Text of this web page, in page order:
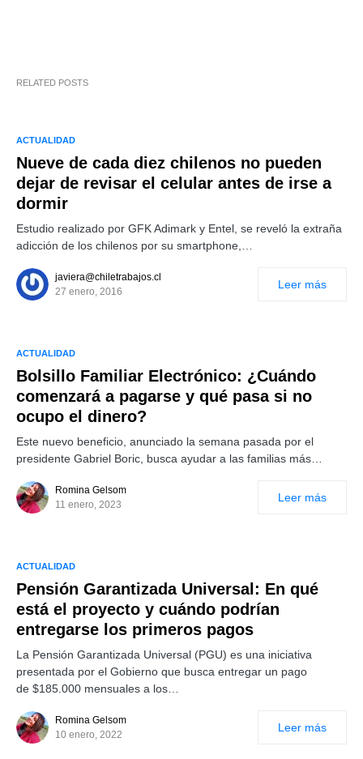
RELATED POSTS
ACTUALIDAD
Nueve de cada diez chilenos no pueden
dejar de revisar el celular antes de irse a
dormir
Estudio realizado por GFK Adimark y Entel, se reveló la extraña
adicción de los chilenos por su smartphone,…
javiera@chiletrabajos.cl
27 enero, 2016
Leer más
ACTUALIDAD
Bolsillo Familiar Electrónico: ¿Cuándo
comenzará a pagarse y qué pasa si no
ocupo el dinero?
Este nuevo beneficio, anunciado la semana pasada por el
presidente Gabriel Boric, busca ayudar a las familias más…
Romina Gelsom
11 enero, 2023
Leer más
ACTUALIDAD
Pensión Garantizada Universal: En qué
está el proyecto y cuándo podrían
entregarse los primeros pagos
La Pensión Garantizada Universal (PGU) es una iniciativa
presentada por el Gobierno que busca entregar un pago
de $185.000 mensuales a los…
Romina Gelsom
10 enero, 2022
Leer más